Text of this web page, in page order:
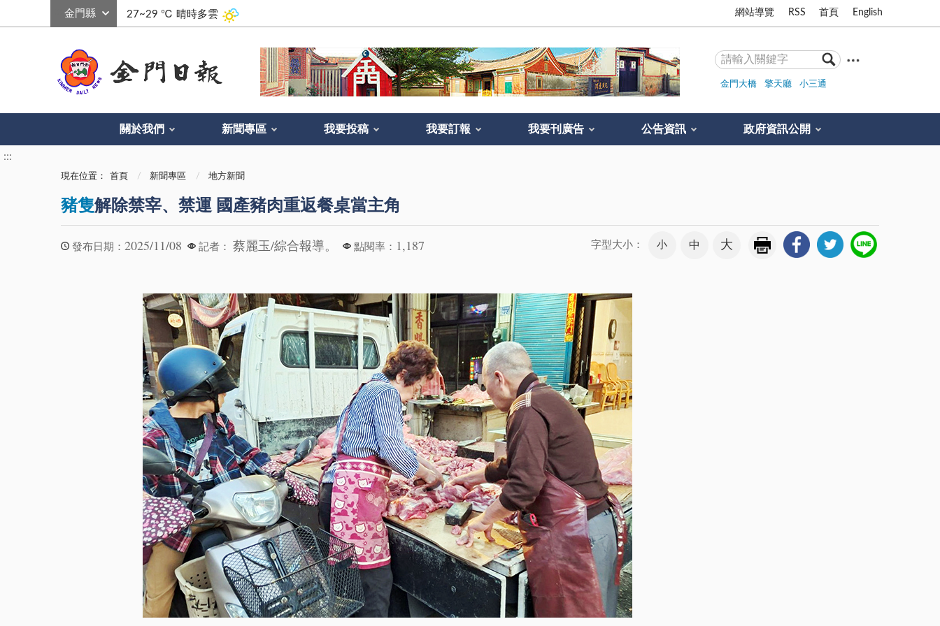
27~29 ℃ 晴時多雲 網站導覽 RSS 首頁 English
金門大橋 擎天廳 小三通
關於我們 新聞專區 我要投稿 我要訂報 我要刊廣告 公告資訊 政府資訊公開
:::
現在位置： 首頁 新聞專區 地方新聞
豬隻解除禁宰、禁運 國產豬肉重返餐桌當主角
發布日期： 2025/11/08 記者： 蔡麗玉/綜合報導。 點閱率： 1,187 字型大小： 小 中 大